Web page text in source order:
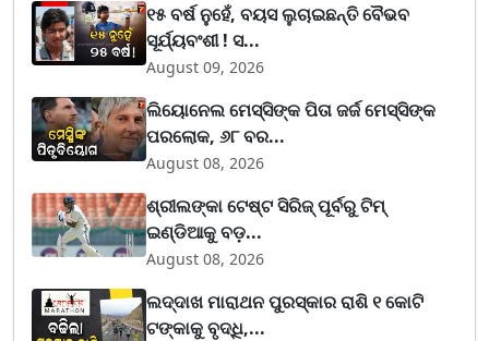
୧୫ ବର୍ଷ ନୁହେଁ, ବୟସ ଲୁଚାଇଛନ୍ତି ବୈଭବ
ସୂର୍ଯ୍ୟବଂଶୀ ! ସ...
August 09, 2026
ଲିୟୋନେଲ ମେସ୍ସିଙ୍କ ପିତା ଜର୍ଜ ମେସ୍ସିଙ୍କ
ପରଲୋକ, ୬୮ ବର...
August 08, 2026
ଶ୍ରୀଲଙ୍କା ଟେଷ୍ଟ ସିରିଜ୍‌ ପୂର୍ବରୁ ଟିମ୍‌
ଇଣ୍ଡିଆକୁ ବଡ଼...
August 08, 2026
ଲଦ୍ଦାଖ ମାରାଥନ ପୁରସ୍କାର ରାଶି ୧ କୋଟି
ଟଙ୍କାକୁ ବୃଦ୍ଧି,...